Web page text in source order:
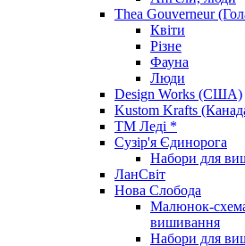
Thea Gouverneur
Квіти
Різне
Фауна
Люди
Design Works (США)
Kustom Krafts
ТМ Леді *
Сузір'я Єдинорога
Набори для
ЛанСвіт
Нова Слобода
Малюнок-
вишивання
Набори для